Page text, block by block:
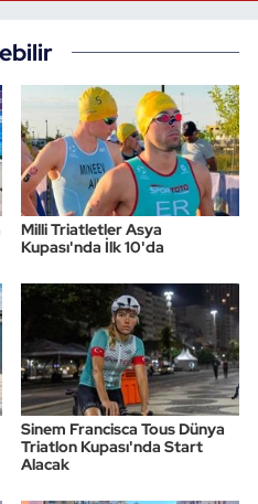
Milli Triatletler Asya
Kupası'nda İlk 10'da
Sinem Francisca Tous Dünya
Triatlon Kupası'nda Start
Alacak